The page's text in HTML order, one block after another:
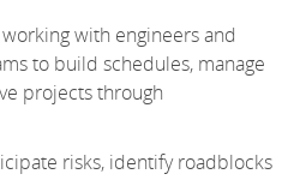
with engineers and
to build schedules, manage
projects through
risks, identifyroadblocks